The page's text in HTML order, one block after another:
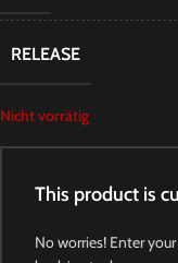
RELEASE
Nicht vorrätig
This product is
No worries! Enter